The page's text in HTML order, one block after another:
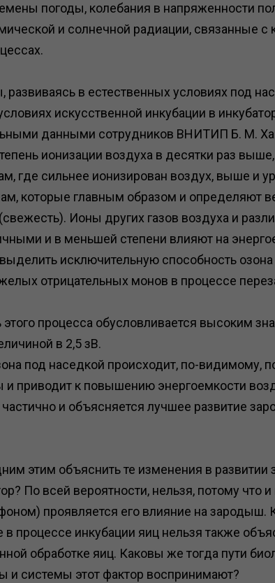
погоды, колебания в напряженности
и солнечной радиации, связанные с
в естественных условиях под
искусственной инкубации в
данными сотрудников ВНИТИП Б. М.
ионизации воздуха в десятки раз
где сильнее ионизирован воздух, выше и
которые главным образом и определяют
(свежесть). Ионы других газов воздуха и
и в меньшей степени влияют на
исключительную способность
отрицательных монов в процессе
процесса обусловливается высоким
в 2,5 зВ.
под наседкой происходит, по-видимому,
и приводит к повышению энергоемкости
и объясняется лучшее развитие
этим объяснить те изменения в
По всей вероятности, нельзя, потому
проявляется его влияние на
в процессе инкубации яиц нельзя также
обработке яиц. Каковы же тогда пути
и системы этот фактор воспринимают?